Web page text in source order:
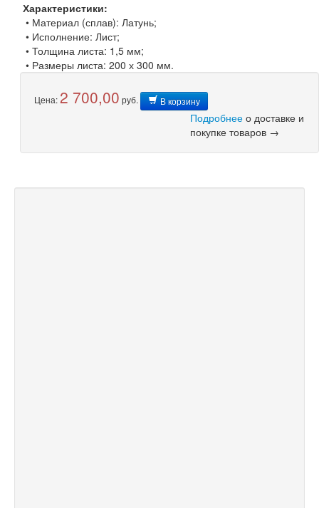
Характеристики:
• Материал (сплав): Латунь;
• Исполнение: Лист;
• Толщина листа: 1,5 мм;
• Размеры листа: 200 х 300 мм.
Цена:2 700,00 руб. В корзину
Подробнее о доставке и
покупке товаров →